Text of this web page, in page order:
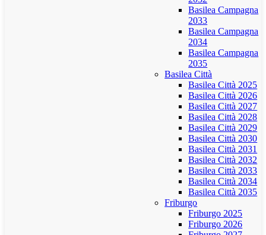
Basilea Campagna
2033
Basilea Campagna
2034
Basilea Campagna
2035
Basilea Città
Basilea Città 2025
Basilea Città 2026
Basilea Città 2027
Basilea Città 2028
Basilea Città 2029
Basilea Città 2030
Basilea Città 2031
Basilea Città 2032
Basilea Città 2033
Basilea Città 2034
Basilea Città 2035
Friburgo
Friburgo 2025
Friburgo 2026